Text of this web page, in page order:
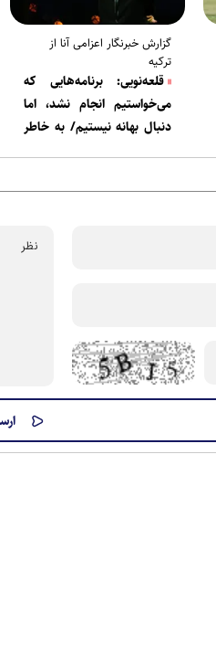
گزارش خبرنگار اعزامی آنا از
ترکیه
قلعه‌نویی: برنامه‌هایی که
می‌خواستیم انجام نشد، اما
دنبال بهانه نیستیم/ به خاطر